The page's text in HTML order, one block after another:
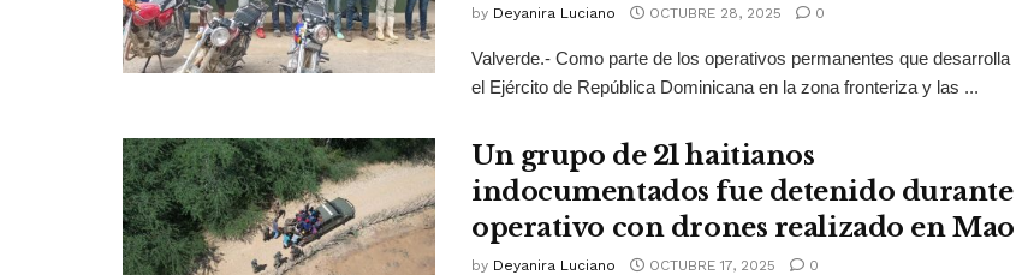
by Deyanira Luciano OCTUBRE 28, 2025 0
Valverde.- Como parte de los operativos permanentes que desarrolla
el Ejército de República Dominicana en la zona fronteriza y las ...
Un grupo de 21 haitianos
indocumentados fue detenido durante
operativo con drones realizado en Mao
by Deyanira Luciano OCTUBRE 17, 2025 0